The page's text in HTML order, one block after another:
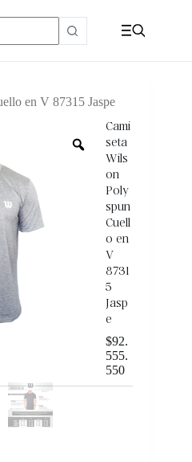
en V 87315 Jaspe
Cami
seta
Wils
on
Poly
spun
Cuell
o en
V
8731
5
Jasp
e
$92.
555.
550